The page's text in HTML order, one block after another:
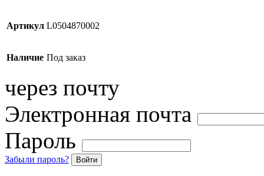
Артикул L0504870002
Наличие Под заказ
через почту
Электронная почта
Пароль
Забыли пароль? Войти